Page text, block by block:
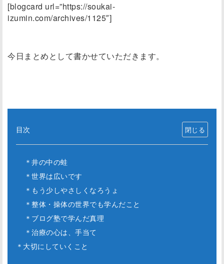
[blogcard url=”https://soukai-
izumin.com/archives/1125″]
今日まとめとして書かせていただきます。
目次
＊井の中の蛙
＊世界は広いです
＊もう少しやさしくなろうょ
＊整体・操体の世界でも学んだこと
＊ブログ塾で学んだ真理
＊治療の心は、手当て
＊大切にしていくこと